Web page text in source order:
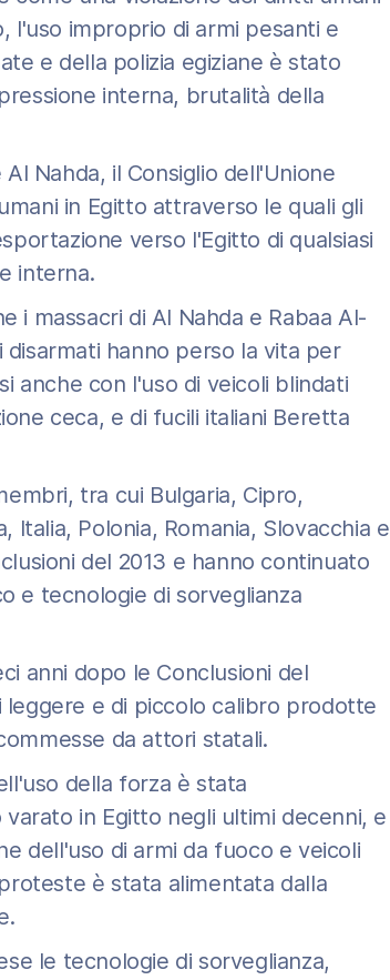
l'uso improprio di armi pesanti e
e della polizia egiziane è stato
interna, brutalità della
Nahda, il Consiglio dell'Unione
in Egitto attraverso le quali gli
verso l'Egitto di qualsiasi
interna.
i massacri di Al Nahda e Rabaa Al-
hanno perso la vita per
anche con l'uso di veicoli blindati
ceca, e di fucili italiani Beretta
tra cui Bulgaria, Cipro,
Italia, Polonia, Romania, Slovacchia e
del 2013 e hanno continuato
e tecnologie di sorveglianza
anni dopo le Conclusioni del
e di piccolo calibro prodotte
da attori statali.
della forza è stata
in Egitto negli ultimi decenni, e
dell'uso di armi da fuoco e veicoli
è stata alimentata dalla
le tecnologie di sorveglianza,